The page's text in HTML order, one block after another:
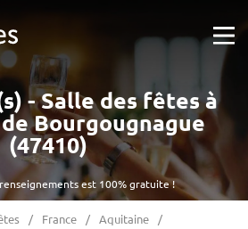
est 100% gratuite !
- Salle des fêtes à
Bourgougnague
(47410)
France
Aquitaine